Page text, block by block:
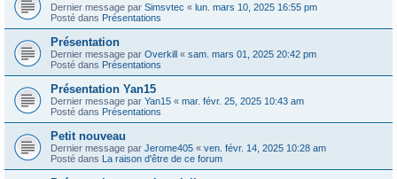
Dernier message par Simsvtec « lun. mars 10, 2025 16:55 pm
Posté dans Présentations
Présentation
Dernier message par Overkill « sam. mars 01, 2025 20:42 pm
Posté dans Présentations
Présentation Yan15
Dernier message par Yan15 « mar. févr. 25, 2025 10:43 am
Posté dans Présentations
Petit nouveau
Dernier message par Jerome405 « ven. févr. 14, 2025 10:28 am
Posté dans La raison d'être de ce forum